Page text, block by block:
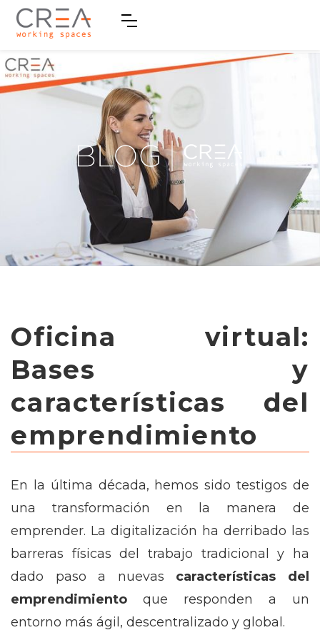
Oficina virtual:
Bases y
características del
emprendimiento
En la última década, hemos sido testigos de
una transformación en la manera de
emprender. La digitalización ha derribado las
barreras físicas del trabajo tradicional y ha
dado paso a nuevas características del
emprendimiento que responden a un
entorno más ágil, descentralizado y global.